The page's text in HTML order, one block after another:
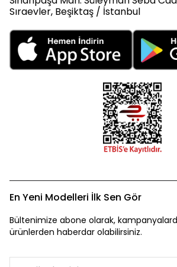
Sıraevler, Beşiktaş / İstanbul
En Yeni Modelleri İlk Sen Gör
Bültenimize abone olarak,
ürünlerden haberdar olabilirsiniz.